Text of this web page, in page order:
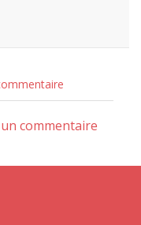
commentaire